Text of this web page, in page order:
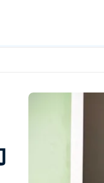
術、完整
力，遠端
裝置。